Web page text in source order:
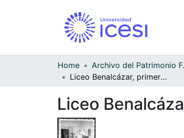
Home Archivo
Liceo Benalcázar, primera sede del colegio en la carrera 4
Liceo